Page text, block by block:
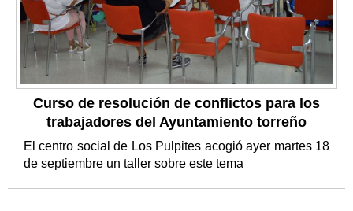
Curso de resolución de conflictos para los
trabajadores del Ayuntamiento torreño
El centro social de Los Pulpites acogió ayer martes 18
de septiembre un taller sobre este tema